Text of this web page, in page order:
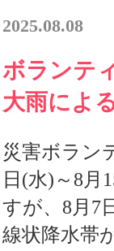
2025.08.08
ボランテ
大雨によ
災害ボラン
日(水)～8月
すが、8月7
線状降水帯